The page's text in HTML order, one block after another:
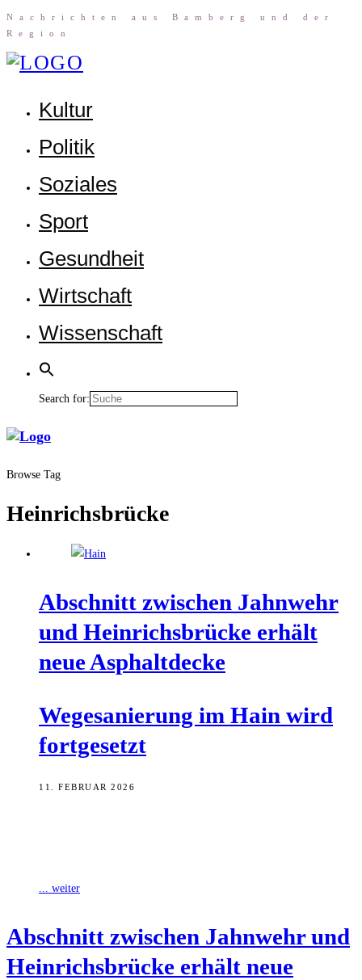
Nach­rich­ten aus Bam­berg und der
Region
Kul­tur
Poli­tik
Sozia­les
Sport
Gesund­heit
Wirt­schaft
Wis­sen­schaft
Search for:
Browse Tag
Heinrichsbrücke
Abschnitt zwi­schen Jahn­wehr
und Hein­richs­brü­cke erhält
neue Asphaltdecke
Wege­sa­nie­rung im Hain wird
fortgesetzt
11. FEBRUAR 2026
... weiter
Abschnitt zwi­schen Jahn­wehr und
Hein­richs­brü­cke erhält neue